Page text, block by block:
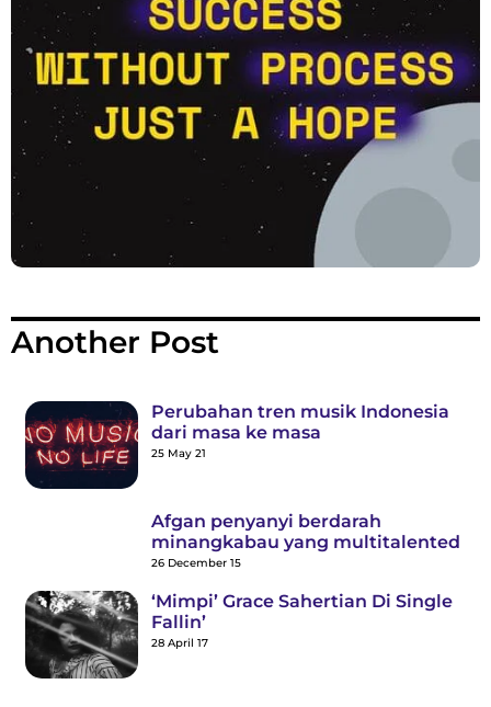
Another Post
Perubahan tren musik Indonesia
dari masa ke masa
25 May 21
Afgan penyanyi berdarah
minangkabau yang multitalented
26 December 15
‘Mimpi’ Grace Sahertian Di Single
Fallin’
28 April 17